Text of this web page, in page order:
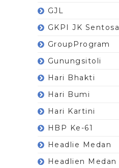
GJL
GKPI JK Sentosa
GroupProgram
Gunungsitoli
Hari Bhakti
Hari Bumi
Hari Kartini
HBP Ke-61
Headlie Medan
Headlien Medan